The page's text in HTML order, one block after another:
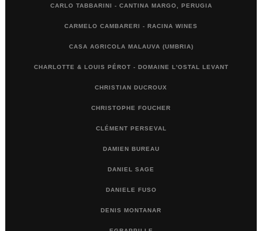
CARLO TABBARINI - CANTINA MARGO, PERUGIA
CARMELO CAMBARERI - RACINA WINES
CASA AGRICOLA MALAUVA (UMBRIA)
CHARLOTTE & LOUIS PÉROT - DOMAINE L'OSTAL LEVANT
CHRISTIAN DUCROUX
CHRISTOPHE FOUCHER
CLÉMENT PERSEVAL
DAMIEN BUREAU
DANIEL SAGE
DANIELE FUSO
DENIS MONTANAR